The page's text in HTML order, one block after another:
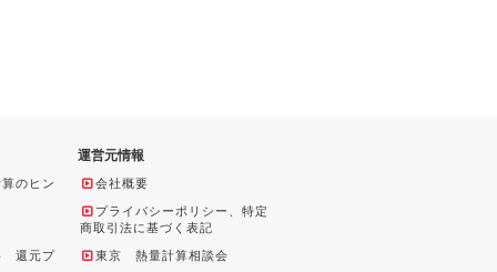
のヒン
還元プ
運営元情報
会社概要
プライバシーポリシー、特定
商取引法に基づく表記
東京 熱量計算相談会